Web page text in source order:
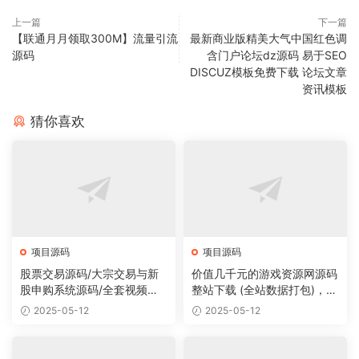
上一篇
【联通月月领取300M】流量引流
源码
下一篇
最新商业版精美大气中国红色调
含门户论坛dz源码 易于SEO
DISCUZ模板免费下载 论坛文章
资讯模板
猜你喜欢
项目源码
股票交易源码/大宗交易与新
股申购系统源码/全套视频教
程 2025-05-12
项目源码
价值几千元的游戏资源网源码
整站下载 (全站数据打包)，数
据里面有200多个宝贝。
2025-05-12